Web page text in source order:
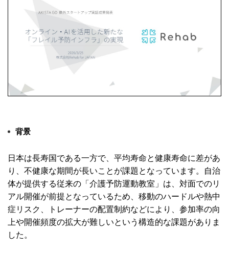
背景
日本は長寿国である一方で、 平均寿命と健康寿命に差があ
り、 不健康な期間が長いことが課題となっています。 自治
体が提供する従来の「介護予防運動教室」は、 対面でのリ
アル開催が前提となっているため、 移動のハードルや熱中
症リスク、
トレーナーの配置制約などにより、 参加率の向
上や開催頻度の拡大が難しいという構造的な課題があり ま
した。